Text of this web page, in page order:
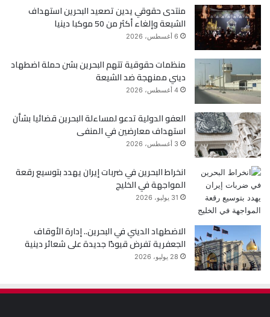
ب
و
ك
ت
ر
منتدى حقوقي يدين تصعيد البحرين استهداف
الشيعة وإلغاء أكثر من 50 موكبا دينيا
6 أغسطس، 2026
منظمات حقوقية تتهم البحرين بشن حملة اضطهاد
ديني ممنهجة ضد الشيعة
4 أغسطس، 2026
العفو الدولية تدعو لمساءلة البحرين قضائيا بشأن
استهداف معارضين في المنفى
3 أغسطس، 2026
انخراط البحرين في ضربات إيران يهدد بتوسيع رقعة
المواجهة في الخليج
31 يوليو، 2026
الاضطهاد الديني في البحرين.. إدارة الأوقاف
الجعفرية تفرض قيودًا جديدة على شعائر دينية
28 يوليو، 2026